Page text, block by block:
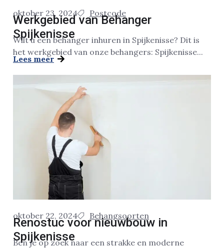
oktober 23, 2024 Postcode
Werkgebied van Behanger
Spijkenisse
Wilt u een behanger inhuren in Spijkenisse? Dit is
het werkgebied van onze behangers: Spijkenisse...
Lees meer
oktober 22, 2024 Behangsoorten
Renostuc voor nieuwbouw in
Spijkenisse
Ben je op zoek naar een strakke en moderne